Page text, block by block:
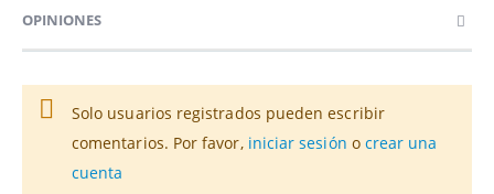
OPINIONES
Solo usuarios registrados pueden escribir
comentarios. Por favor, iniciar sesión o crear una
cuenta